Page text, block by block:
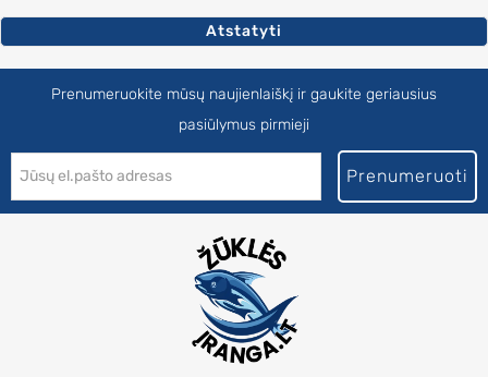
Atstatyti
Prenumeruokite mūsų naujienlaiškį ir gaukite geriausius
pasiūlymus pirmieji
Prenumeruoti